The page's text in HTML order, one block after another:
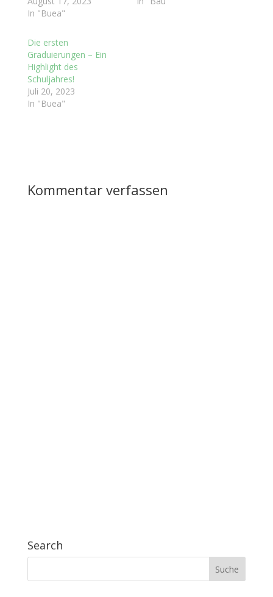
In "Buea"
Die ersten
Graduierungen – Ein
Highlight des
Schuljahres!
Juli 20, 2023
In "Buea"
Kommentar verfassen
Search